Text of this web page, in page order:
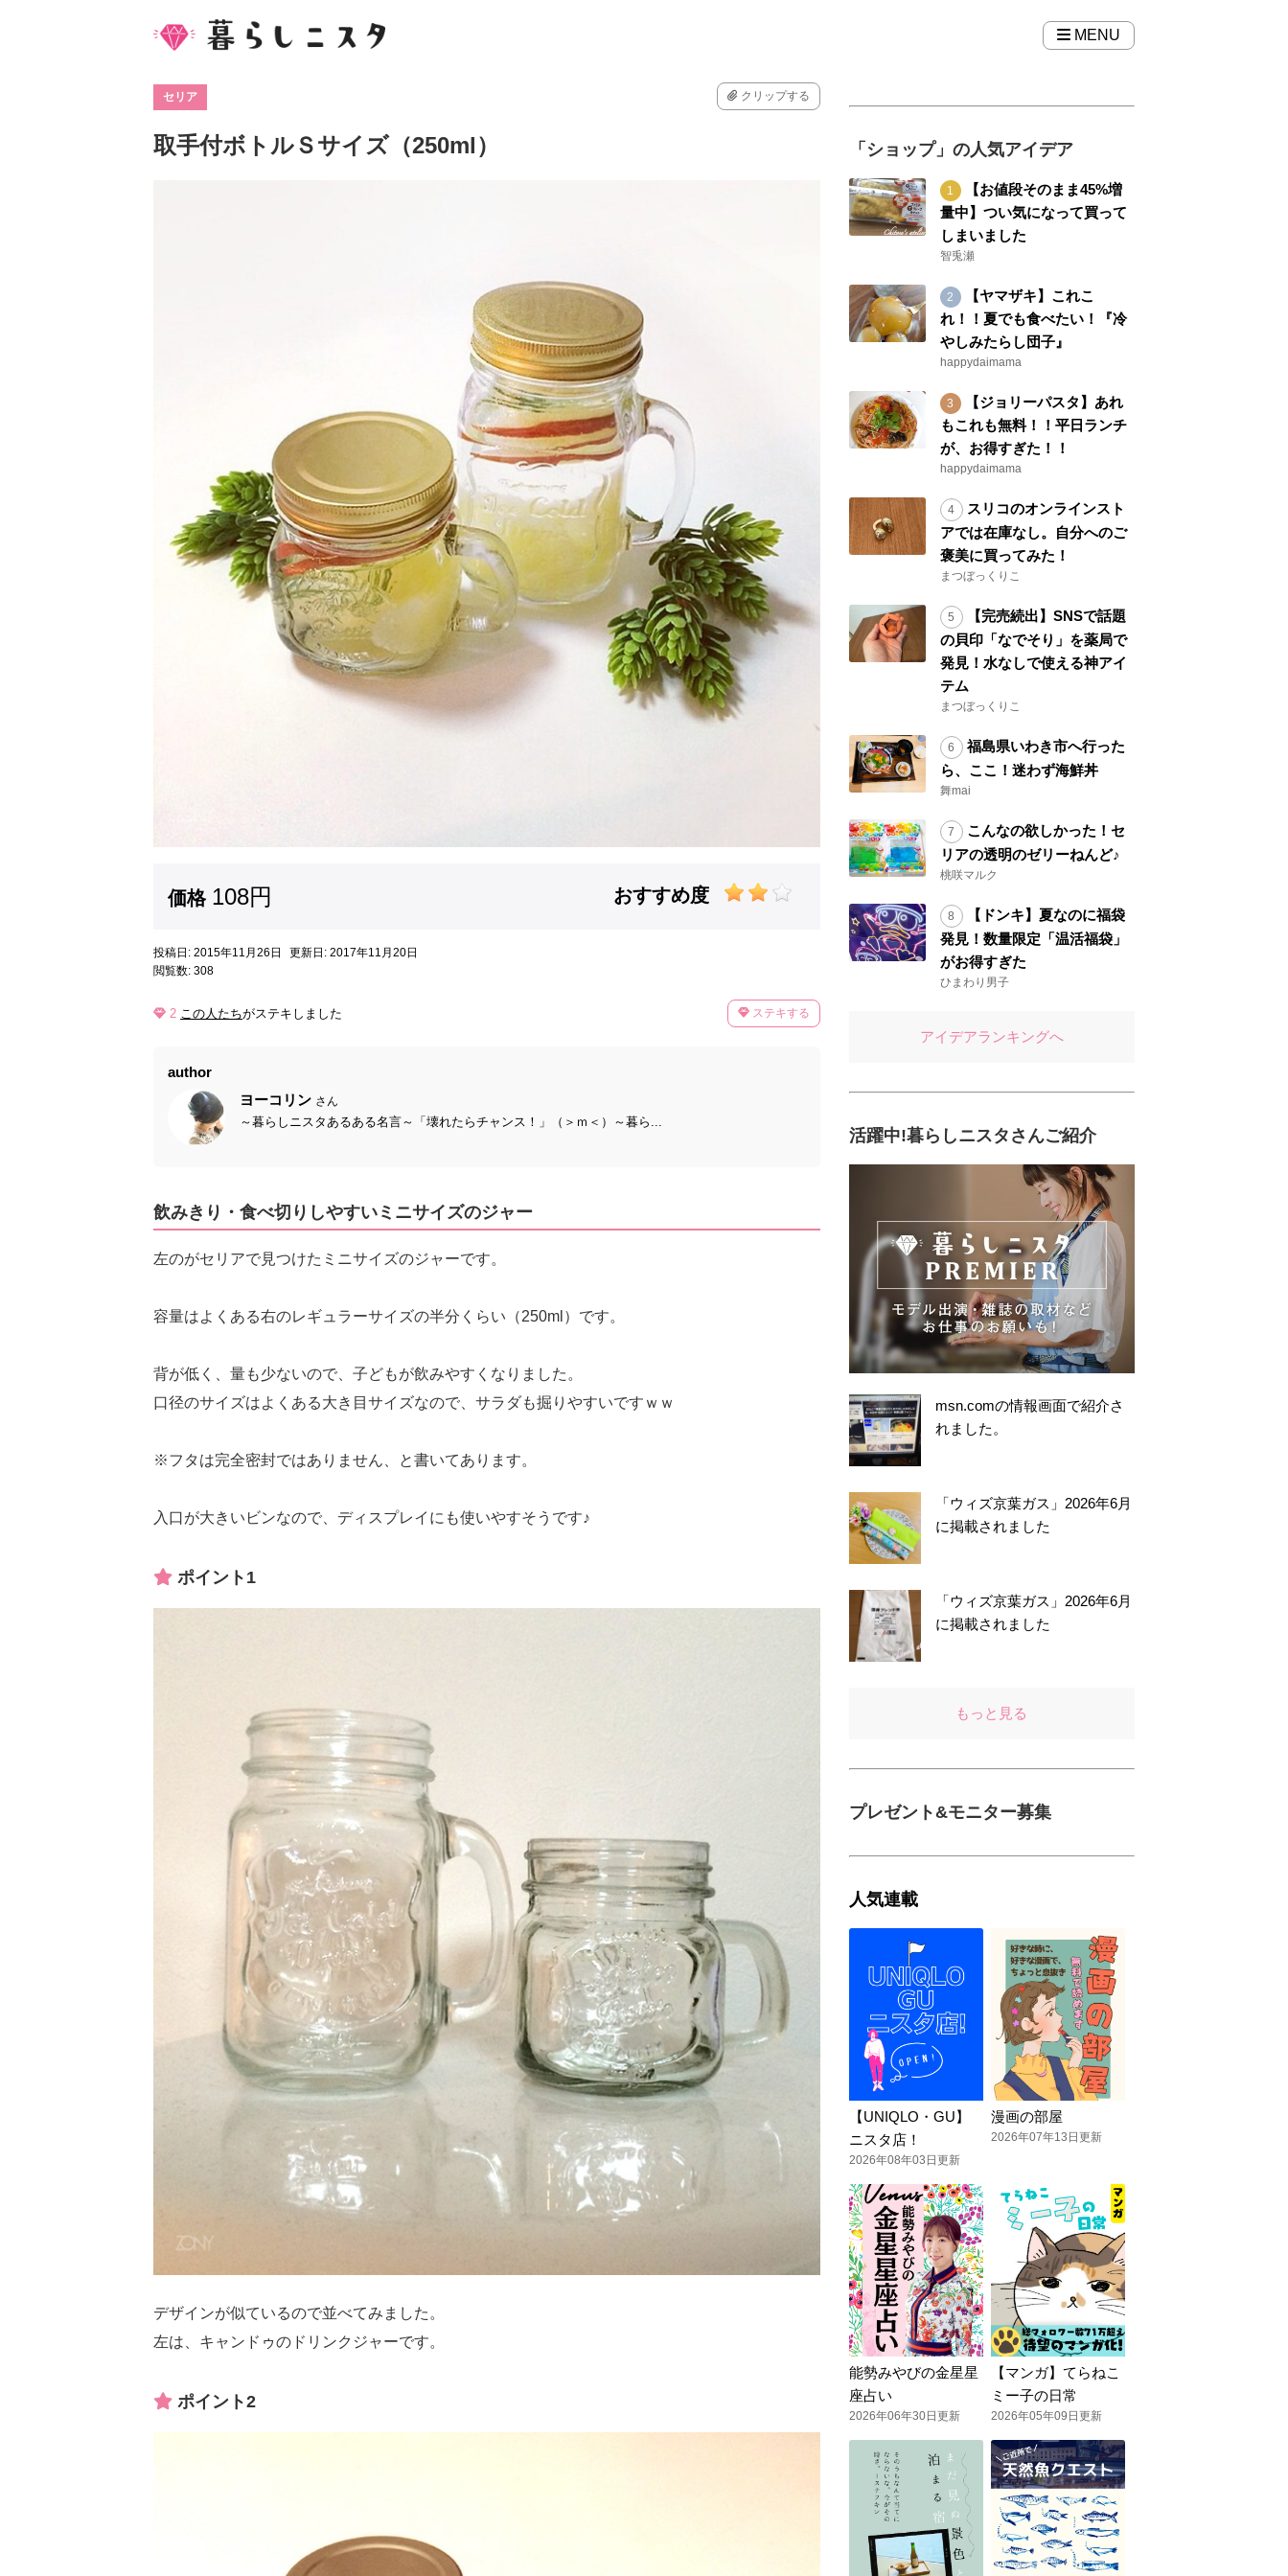
MENU
セリア クリップする
取手付ボトルＳサイズ（250ml）
価格 108円 おすすめ度
投稿日: 2015年11月26日
更新日: 2017年11月20日
閲覧数: 308
2 この人たちがステキしました ステキする
author
ヨーコリン さん
～暮らしニスタあるある名言～「壊れたらチャンス！」（＞ｍ＜）～暮ら...
飲みきり・食べ切りしやすいミニサイズのジャー
左のがセリアで見つけたミニサイズのジャーです。
容量はよくある右のレギュラーサイズの半分くらい（250ml）です。
背が低く、量も少ないので、子どもが飲みやすくなりました。
口径のサイズはよくある大き目サイズなので、サラダも掘りやすいですｗｗ
※フタは完全密封ではありません、と書いてあります。
入口が大きいビンなので、ディスプレイにも使いやすそうです♪
ポイント1
デザインが似ているので並べてみました。
左は、キャンドゥのドリンクジャーです。
ポイント2
「ショップ」の人気アイデア
【お値段そのまま45%増
量中】つい気になって買って
しまいました
智兎瀬
【ヤマザキ】これこ
れ！！夏でも食べたい！『冷
やしみたらし団子』
happydaimama
【ジョリーパスタ】あれ
もこれも無料！！平日ランチ
が、お得すぎた！！
happydaimama
スリコのオンラインスト
アでは在庫なし。自分へのご
褒美に買ってみた！
まつぼっくりこ
【完売続出】SNSで話題
の貝印「なでそり」を薬局で
発見！水なしで使える神アイ
テム
まつぼっくりこ
福島県いわき市へ行った
ら、ここ！迷わず海鮮丼
舞mai
こんなの欲しかった！セ
リアの透明のゼリーねんど♪
桃咲マルク
【ドンキ】夏なのに福袋
発見！数量限定「温活福袋」
がお得すぎた
ひまわり男子
アイデアランキングへ
活躍中!暮らしニスタさんご紹介
msn.comの情報画面で紹介さ
れました。
「ウィズ京葉ガス」2026年6月
に掲載されました
「ウィズ京葉ガス」2026年6月
に掲載されました
もっと見る
プレゼント&モニター募集
人気連載
【UNIQLO・GU】
ニスタ店！
2026年08年03日更新
漫画の部屋
2026年07年13日更新
能勢みやびの金星星
座占い
2026年06年30日更新
【マンガ】てらねこ
ミー子の日常
2026年05年09日更新